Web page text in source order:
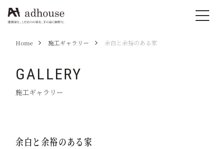
Home 施工ギャラリー 余白と余裕のある家
GALLERY
施工ギャラリー
余白と余裕のある家